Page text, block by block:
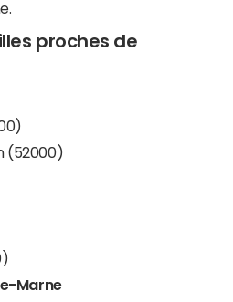
proches de
(52000)
Marne